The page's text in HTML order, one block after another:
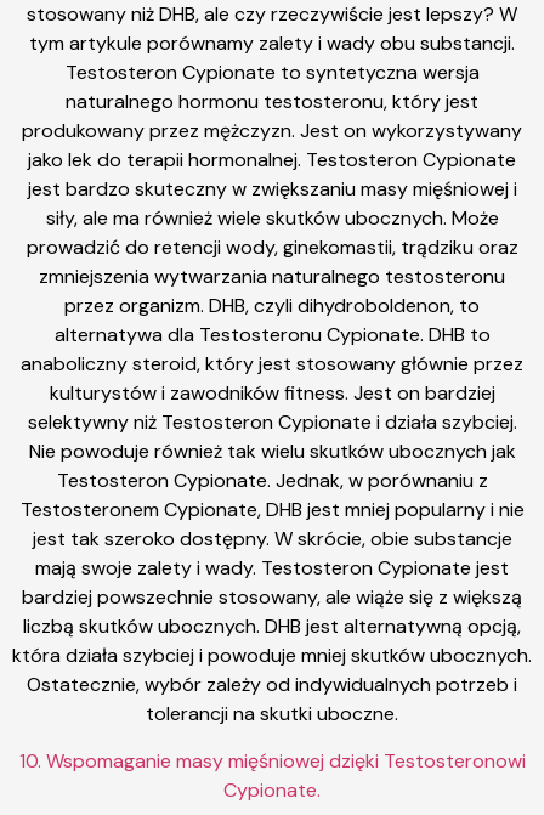
stosowany niż DHB, ale czy rzeczywiście jest lepszy? W
tym artykule porównamy zalety i wady obu substancji.
Testosteron Cypionate to syntetyczna wersja
naturalnego hormonu testosteronu, który jest
produkowany przez mężczyzn. Jest on wykorzystywany
jako lek do terapii hormonalnej. Testosteron Cypionate
jest bardzo skuteczny w zwiększaniu masy mięśniowej i
siły, ale ma również wiele skutków ubocznych. Może
prowadzić do retencji wody, ginekomastii, trądziku oraz
zmniejszenia wytwarzania naturalnego testosteronu
przez organizm. DHB, czyli dihydroboldenon, to
alternatywa dla Testosteronu Cypionate. DHB to
anaboliczny steroid, który jest stosowany głównie przez
kulturystów i zawodników fitness. Jest on bardziej
selektywny niż Testosteron Cypionate i działa szybciej.
Nie powoduje również tak wielu skutków ubocznych jak
Testosteron Cypionate. Jednak, w porównaniu z
Testosteronem Cypionate, DHB jest mniej popularny i nie
jest tak szeroko dostępny. W skrócie, obie substancje
mają swoje zalety i wady. Testosteron Cypionate jest
bardziej powszechnie stosowany, ale wiąże się z większą
liczbą skutków ubocznych. DHB jest alternatywną opcją,
która działa szybciej i powoduje mniej skutków ubocznych.
Ostatecznie, wybór zależy od indywidualnych potrzeb i
tolerancji na skutki uboczne.
10. Wspomaganie masy mięśniowej dzięki Testosteronowi
Cypionate.